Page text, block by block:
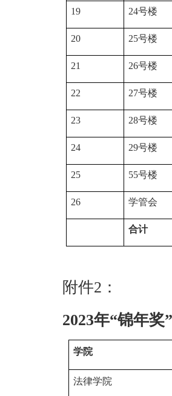
19 24号楼
20 25号楼
21 26号楼
22 27号楼
23 28号楼
24 29号楼
25 55号楼
26 学管会
合计
附件2 ：
2023年“锦年奖
学院
法律学院